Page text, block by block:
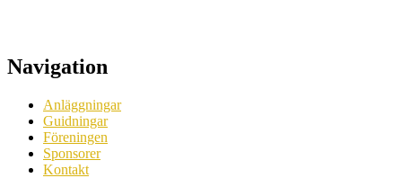
Navigation
Anläggningar
Guidningar
Föreningen
Sponsorer
Kontakt